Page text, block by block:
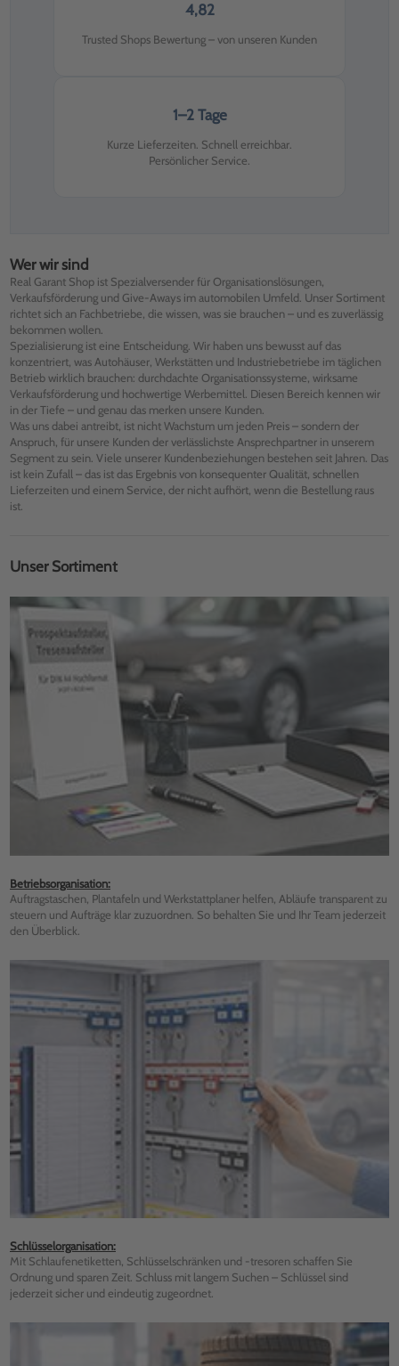
4,82
Trusted Shops Bewertung – von unseren Kunden
1–2 Tage
Kurze Lieferzeiten. Schnell erreichbar.
Persönlicher Service.
Wer wir sind
Real Garant Shop ist Spezialversender für Organisationslösungen,
Verkaufsförderung und Give-Aways im automobilen Umfeld. Unser Sortiment
richtet sich an Fachbetriebe, die wissen, was sie brauchen – und es zuverlässig
bekommen wollen.
Spezialisierung ist eine Entscheidung. Wir haben uns bewusst auf das
konzentriert, was Autohäuser, Werkstätten und Industriebetriebe im täglichen
Betrieb wirklich brauchen: durchdachte Organisationssysteme, wirksame
Verkaufsförderung und hochwertige Werbemittel. Diesen Bereich kennen wir
in der Tiefe – und genau das merken unsere Kunden.
Was uns dabei antreibt, ist nicht Wachstum um jeden Preis – sondern der
Anspruch, für unsere Kunden der verlässlichste Ansprechpartner in unserem
Segment zu sein. Viele unserer Kundenbeziehungen bestehen seit Jahren. Das
ist kein Zufall – das ist das Ergebnis von konsequenter Qualität, schnellen
Lieferzeiten und einem Service, der nicht aufhört, wenn die Bestellung raus
ist.
Unser Sortiment
Betriebsorganisation:
Auftragstaschen, Plantafeln und Werkstattplaner helfen, Abläufe transparent zu
steuern und Aufträge klar zuzuordnen. So behalten Sie und Ihr Team jederzeit
den Überblick.
Schlüsselorganisation:
Mit Schlaufenetiketten, Schlüsselschränken und -tresoren schaffen Sie
Ordnung und sparen Zeit. Schluss mit langem Suchen – Schlüssel sind
jederzeit sicher und eindeutig zugeordnet.